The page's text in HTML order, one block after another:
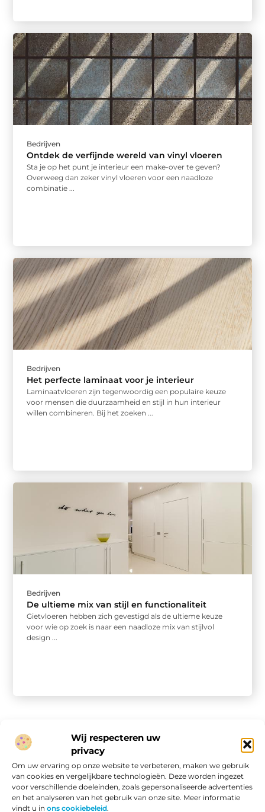
Wij respecteren uw
privacy
Om uw ervaring op onze website te verbeteren, maken we gebruik
van cookies en vergelijkbare technologieën. Deze worden ingezet
voor verschillende doeleinden, zoals gepersonaliseerde advertenties
en het analyseren van het gebruik van onze site. Meer informatie
vindt u in ons cookiebeleid.
Bedrijven
Ontdek de verfijnde wereld van vinyl vloeren
Sta je op het punt je interieur een make-over te geven?
Overweeg dan zeker vinyl vloeren voor een naadloze
combinatie ...
Bedrijven
Het perfecte laminaat voor je interieur
Laminaatvloeren zijn tegenwoordig een populaire keuze
voor mensen die duurzaamheid en stijl in hun interieur
willen combineren. Bij het zoeken ...
Bedrijven
De ultieme mix van stijl en functionaliteit
Gietvloeren hebben zich gevestigd als de ultieme keuze
voor wie op zoek is naar een naadloze mix van stijlvol
design ...
Onze informatie